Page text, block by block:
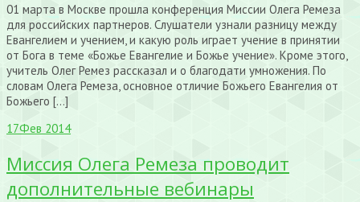
01 марта в Москве прошла конференция Миссии Олега Ремеза
для российских партнеров. Слушатели узнали разницу между
Евангелием и учением, и какую роль играет учение в принятии
от Бога в теме «Божье Евангелие и Божье учение». Кроме этого,
учитель Олег Ремез рассказал и о благодати умножения. По
словам Олега Ремеза, основное отличие Божьего Евангелия от
Божьего […]
17Фев 2014
Миссия Олега Ремеза проводит
дополнительные вебинары